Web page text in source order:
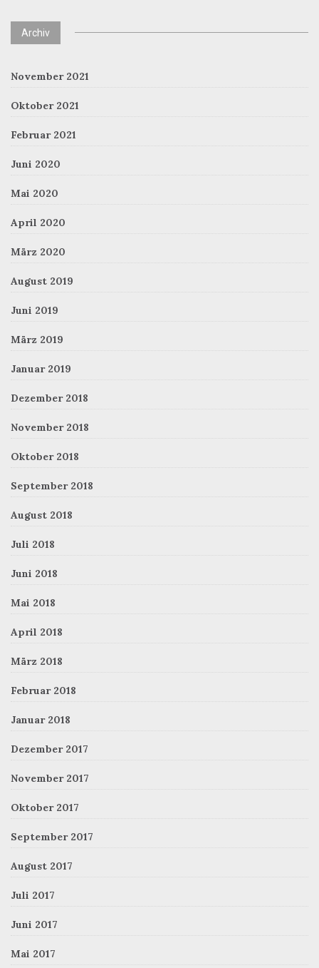
Archiv
November 2021
Oktober 2021
Februar 2021
Juni 2020
Mai 2020
April 2020
März 2020
August 2019
Juni 2019
März 2019
Januar 2019
Dezember 2018
November 2018
Oktober 2018
September 2018
August 2018
Juli 2018
Juni 2018
Mai 2018
April 2018
März 2018
Februar 2018
Januar 2018
Dezember 2017
November 2017
Oktober 2017
September 2017
August 2017
Juli 2017
Juni 2017
Mai 2017